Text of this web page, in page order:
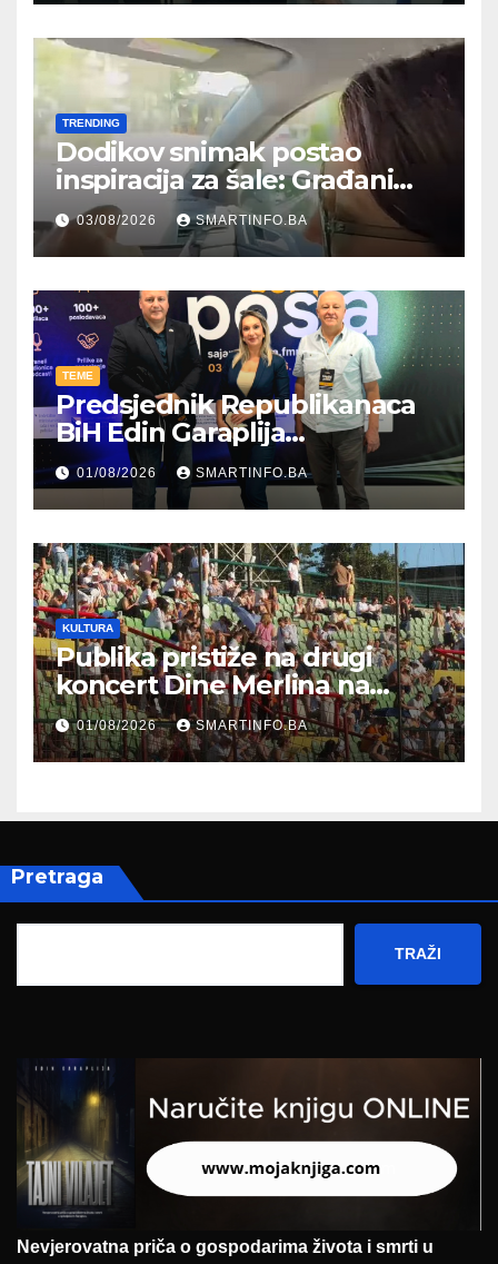
TRENDING
Dodikov snimak postao
inspiracija za šale: Građani
kroz parodiju poslali poruku
03/08/2026 SMARTINFO.BA
TEME
Predsjednik Republikanaca
BiH Edin Garaplija
prisustvovao prezentaciji
Federalnog sajma
zapošljavanja
01/08/2026 SMARTINFO.BA
KULTURA
Publika pristiže na drugi
koncert Dine Merlina na
Koševu
01/08/2026 SMARTINFO.BA
Pretraga
TRAŽI
Nevjerovatna priča o gospodarima života i smrti u